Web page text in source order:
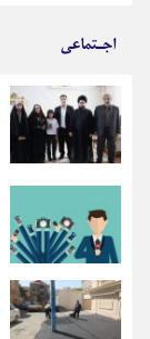
اجـتماعی